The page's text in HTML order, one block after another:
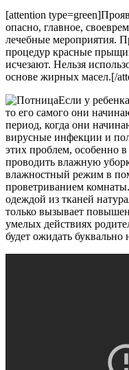
[attention
опасно, главное,
лечебные мероприятия.
процедур красные
исчезают. Нельзя
основе жирных масел.[/
Если у
то его самого они
период, когда они
вирусные инфекции и
этих проблем, особенно
проводить влажную
влажностный режим в
проветриванием
одеждой из тканей
только вызывает
умелых действиях
будет ожидать